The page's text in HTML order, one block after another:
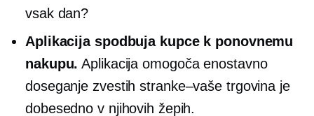
vsak dan?
Aplikacija spodbuja kupce k ponovnemu
nakupu. Aplikacija omogoča enostavno
doseganje zvestihstranke–vaše trgovina je
dobesedno v njihovih žepih.